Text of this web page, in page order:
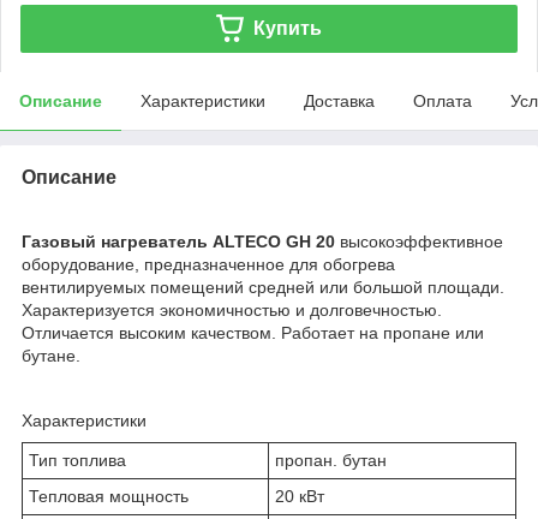
Купить
Описание Характеристики Доставка Оплата
Описание
Газовый нагреватель ALTECO GH 20 высокоэффективное
оборудование, предназначенное для обогрева
вентилируемых помещений средней или большой площади.
Характеризуется экономичностью и долговечностью.
Отличается высоким качеством. Работает на пропане или
бутане.
Характеристики
Тип топлива
пропан. бутан
Тепловая мощность
20 кВт